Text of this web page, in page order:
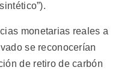
monetarias reales a
se reconocerían
de retiro de carbón